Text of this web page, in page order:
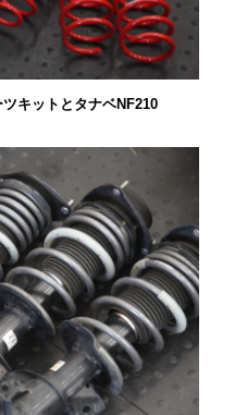
キットとタナベNF210